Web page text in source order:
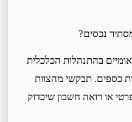
נכסים?
בהתנהלות הכלכלית
כספים. תבקשי מהצוות
או רואה חשבון שיבדוק